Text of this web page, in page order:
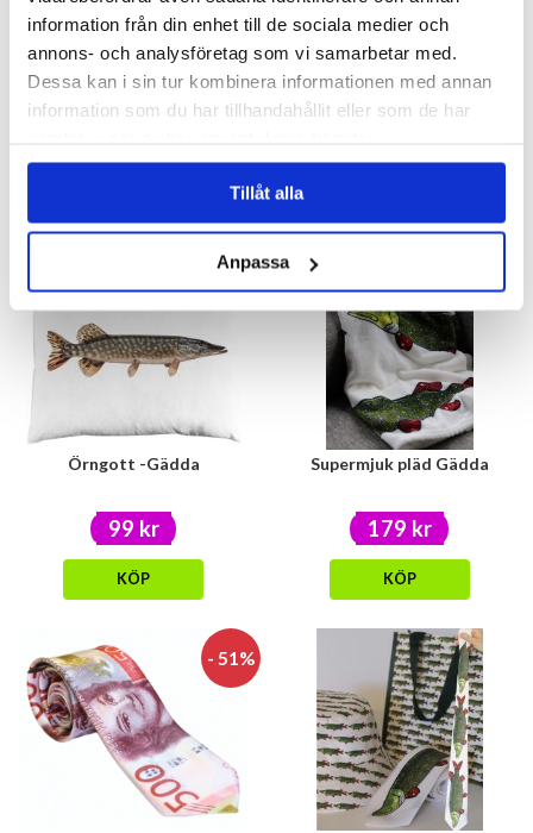
information från din enhet till de sociala medier och
annons- och analysföretag som vi samarbetar med.
Dessa kan i sin tur kombinera informationen med annan
information som du har tillhandahållit eller som de har
Tillåt alla
Anpassa
Fiskehatt - Gädda Emaljmugg Fiskar
Örngott -Gädda
99 kr
KÖP
Supermjuk pläd Gädda
179 kr
KÖP
- 51%